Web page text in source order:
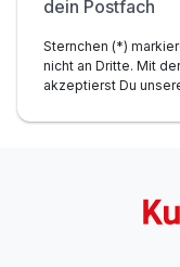
dein Postfach
Sternchen (*)
nicht an Dritte. Mit
akzeptierst Du